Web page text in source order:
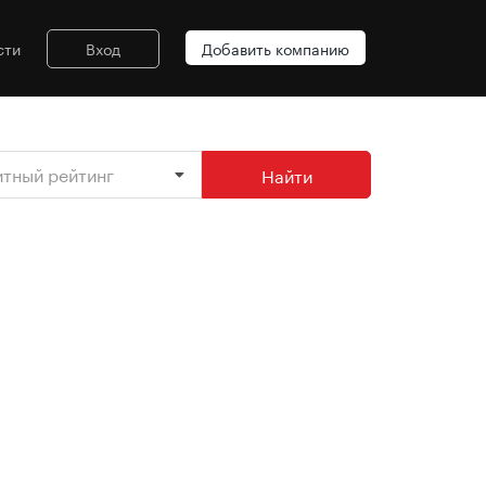
Вход Добавить компанию
рейтинг Найти